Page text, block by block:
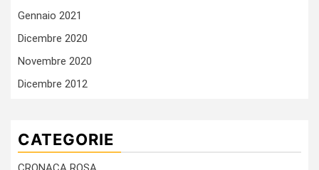
Gennaio 2021
Dicembre 2020
Novembre 2020
Dicembre 2012
CATEGORIE